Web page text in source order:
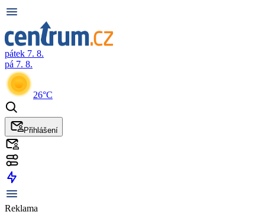
pátek 7. 8.
pá 7. 8.
26°C
Přihlášení
Reklama